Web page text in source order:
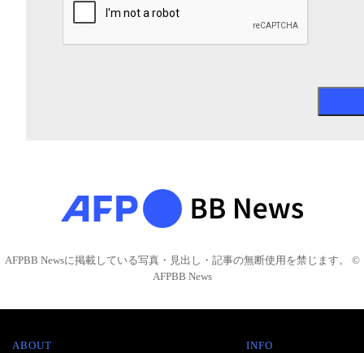
AFPBB Newsに掲載している写真・見出し・記事の無断使用を禁じます。 ©
AFPBB News
ABOUT INFO